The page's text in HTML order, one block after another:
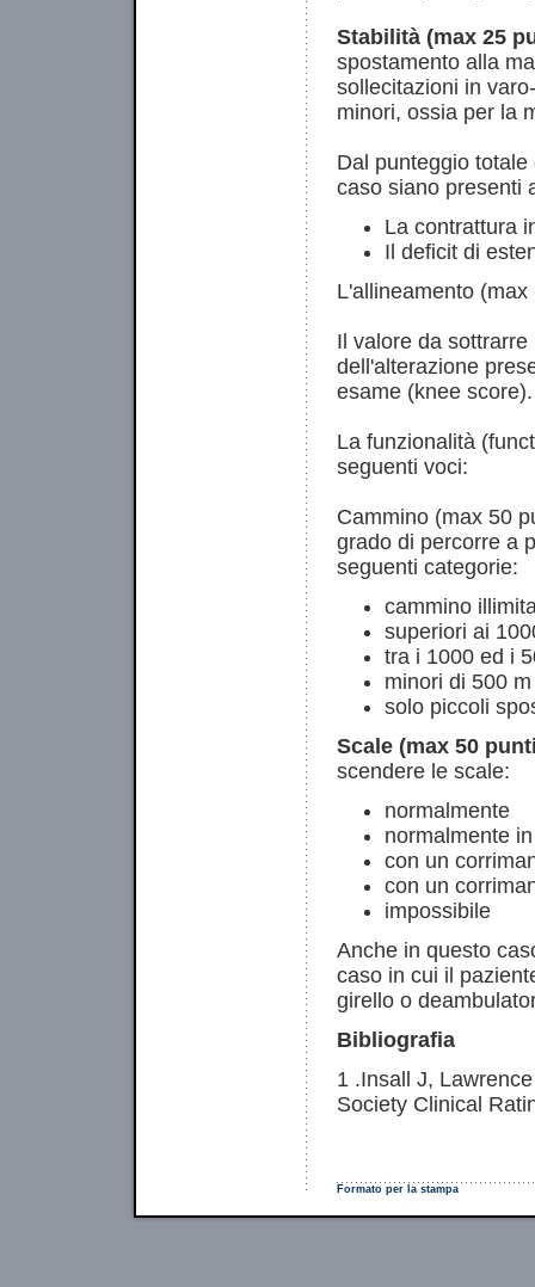
Stabilità (max 25
spostamento alla
sollecitazioni in
minori, ossia per la
Dal punteggio
caso siano presenti
La contrattura
Il deficit di
L'allineamento (max
Il valore da
dell'alterazione
esame (knee score).
La funzionalità
seguenti voci:
Cammino (max 50
grado di percorre a
seguenti categorie:
cammino
superiori ai
tra i 1000 ed i
minori di 500 m
solo piccoli
Scale (max 50
scendere le scale:
normalmente
normalmente
con un
con un
impossibile
Anche in questo
caso in cui il
girello o
Bibliografia
1 .Insall J,
Society Clinical
Formato per la stampa